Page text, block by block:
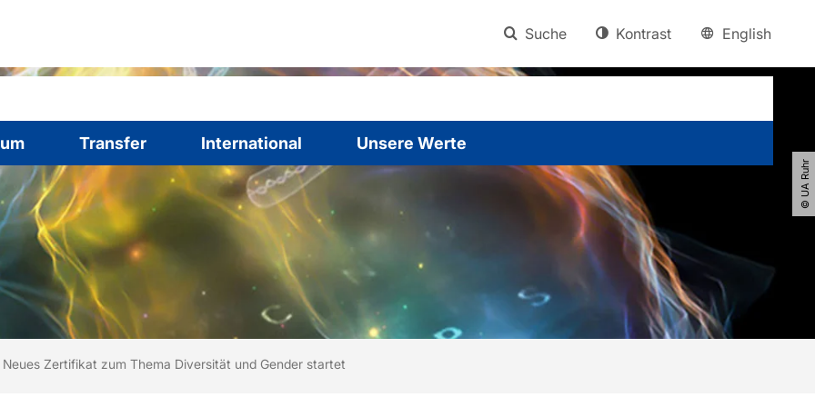
Suche Kontrast English
Transfer International Unsere Werte
© UA Ruhr
hier:
Neues Zertifikat zum Thema Diversität und Gender startet